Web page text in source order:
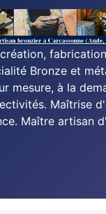
Bronze et
mesure, à la
Maîtrise
Maître artisan